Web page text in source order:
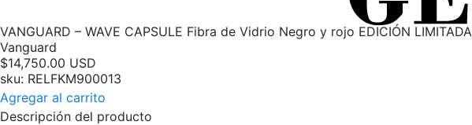
VANGUARD – WAVE CAPSULE Fibra de Vidrio Negro y rojo EDICIÓN LIMITADA
Vanguard
$14,750.00 USD
sku: RELFKM900013
Agregar al carrito
Descripción del producto